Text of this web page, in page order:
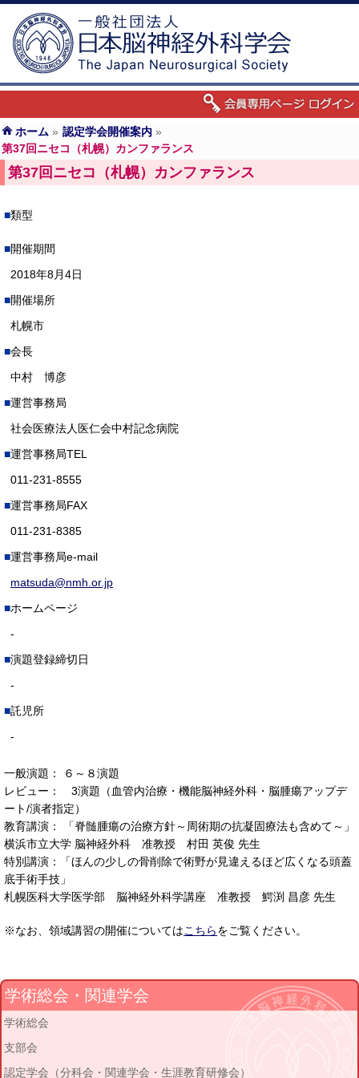
ホーム » 認定学会開催案内 »
第37回ニセコ（札幌）カンファランス
第37回ニセコ（札幌）カンファランス
類型
開催期間
2018年8月4日
開催場所
札幌市
会長
中村 博彦
運営事務局
社会医療法人医仁会中村記念病院
運営事務局TEL
011-231-8555
運営事務局FAX
011-231-8385
運営事務局e-mail
matsuda@nmh.or.jp
ホームページ
-
演題登録締切日
-
託児所
-
一般演題： ６～８演題
レビュー： 3演題（血管内治療・機能脳神経外科・脳腫瘍アップデ
ート/演者指定）
教育講演： 「脊髄腫瘍の治療方針～周術期の抗凝固療法も含めて～」
横浜市立大学 脳神経外科 准教授 村田 英俊 先生
特別講演：「ほんの少しの骨削除で術野が見違えるほど広くなる頭蓋
底手術手技」
札幌医科大学医学部 脳神経外科学講座 准教授 鰐渕 昌彦 先生
※なお、領域講習の開催についてはこちらをご覧ください。
学術総会・関連学会
学術総会
支部会
認定学会（分科会・関連学会・生涯教育研修会）